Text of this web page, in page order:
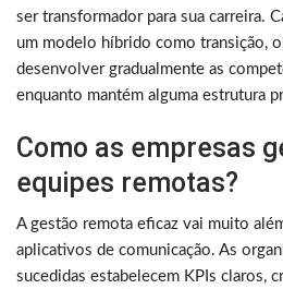
ser transformador para sua carreira.
um modelo híbrido como transição,
desenvolver gradualmente as
enquanto mantém alguma estrutura
Como as empresas
equipes remotas?
A gestão remota eficaz vai muito
aplicativos de comunicação. As
sucedidas estabelecem KPIs claros,